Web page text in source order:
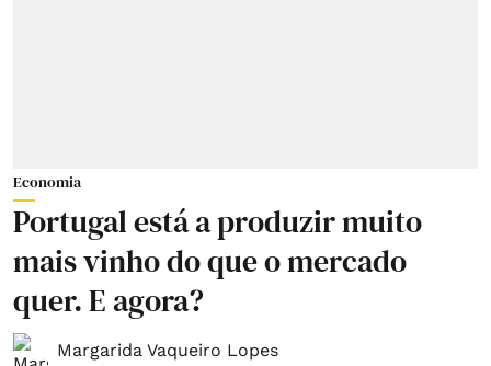
Economia
Portugal está a produzir muito
mais vinho do que o mercado
quer. E agora?
Margarida Vaqueiro Lopes